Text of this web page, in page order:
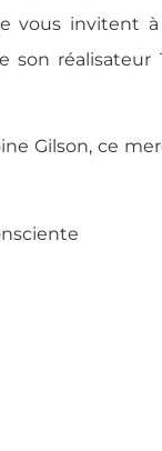
vous invitent
réalisateur
Gilson, ce